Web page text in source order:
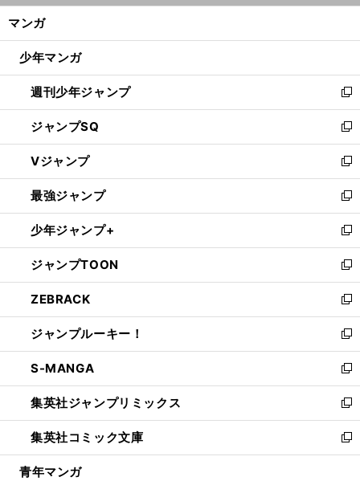
ン
ウ
開
く
マンガ
少年マンガ
週刊少年ジャンプ
新
し
い
ウ
ィ
ン
ド
ウ
で
開
く
ジャンプSQ
新
し
い
ウ
ィ
ン
ド
ウ
で
開
く
Vジャンプ
新
し
い
ウ
ィ
ン
ド
ウ
で
開
く
最強ジャンプ
新
し
い
ウ
ィ
ン
ド
ウ
で
開
く
少年ジャンプ+
新
し
い
ウ
ィ
ン
ド
ウ
で
開
く
ジャンプTOON
新
し
い
ウ
ィ
ン
ド
ウ
で
開
く
ZEBRACK
新
し
い
ウ
ィ
ン
ド
ウ
で
開
ジャンプルーキー！
新
し
い
ウ
ィ
ン
ド
ウ
S-MANGA
新
し
い
ウ
ィ
ン
集英社ジャンプリミックス
新
し
い
ウ
集英社コミック文庫
新
し
青年マンガ